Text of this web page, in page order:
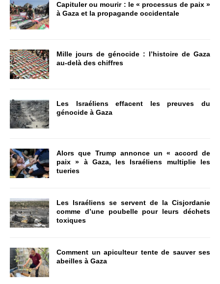
Capituler ou mourir : le « processus de paix »
à Gaza et la propagande occidentale
Mille jours de génocide : l’histoire de Gaza
au-delà des chiffres
Les Israéliens effacent les preuves du
génocide à Gaza
Alors que Trump annonce un « accord de
paix » à Gaza, les Israéliens multiplie les
tueries
Les Israéliens se servent de la Cisjordanie
comme d’une poubelle pour leurs déchets
toxiques
Comment un apiculteur tente de sauver ses
abeilles à Gaza